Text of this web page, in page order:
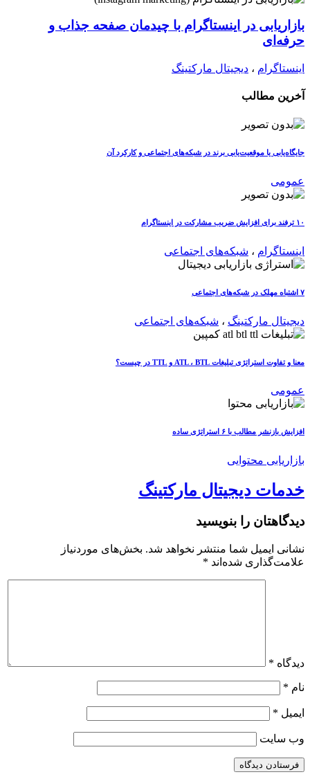
بازاریابی در اینستاگرام با چیدمان صفحه جذاب و
حرفه‌ای
اینستاگرام ، دیجیتال مارکتینگ
آخرین مطالب
جایگاه‌یابی یا موقعیت‌یابی برند در شبکه‌های اجتماعی و کارکرد آن
عمومی
۱۰ ترفند برای افزایش ضریب مشارکت در اینستاگرام
اینستاگرام ، شبکه‌های اجتماعی
۷ اشتباه مهلک در شبکه‌های اجتماعی
دیجیتال مارکتینگ ، شبکه‌های اجتماعی
معنا و تفاوت استراتژی تبلیغات ATL ، BTL و TTL در چیست؟
عمومی
افزایش بازنشر مطالب با ۶ استراتژی ساده
بازاریابی محتوایی
خدمات دیجیتال مارکتینگ
دیدگاهتان را بنویسید
نشانی ایمیل شما منتشر نخواهد شد. بخش‌های موردنیاز
علامت‌گذاری شده‌اند *
دیدگاه *
نام *
ایمیل *
وب‌ سایت